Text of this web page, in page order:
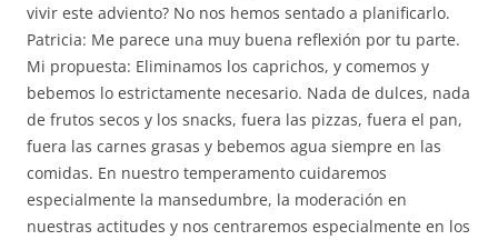
vivir este adviento? No nos hemos sentado a planificarlo.
Patricia: Me parece una muy buena reflexión por tu parte.
Mi propuesta: Eliminamos los caprichos, y comemos y
bebemos lo estrictamente necesario. Nada de dulces, nada
de frutos secos y los snacks, fuera las pizzas, fuera el pan,
fuera las carnes grasas y bebemos agua siempre en las
comidas. En nuestro temperamento cuidaremos
especialmente la mansedumbre, la moderación en
nuestras actitudes y nos centraremos especialmente en los